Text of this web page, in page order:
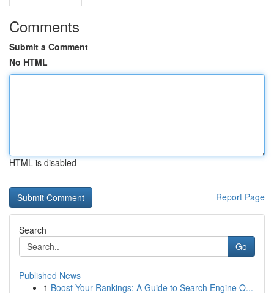
Comments
Submit a Comment
No HTML
HTML is disabled
Report Page
Search
Go
Published News
1 Boost Your Rankings: A Guide to Search Engine O...